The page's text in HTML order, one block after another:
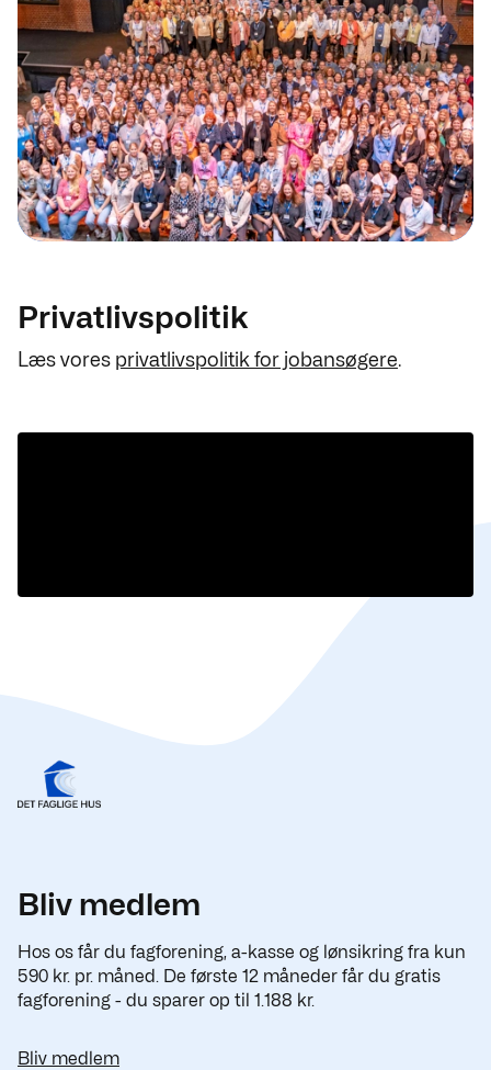
Privatlivspolitik
Læs vores privatlivspolitik for jobansøgere.
Bliv medlem
Hos os får du fagforening, a-kasse og lønsikring fra kun
590 kr. pr. måned. De første 12 måneder får du gratis
fagforening - du sparer op til 1.188 kr.
Bliv medlem